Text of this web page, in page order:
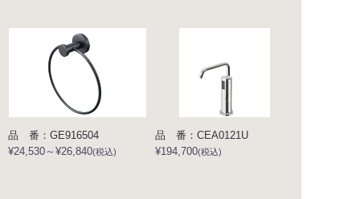
品 番：GE916504
¥24,530～¥26,840(税込)
品 番：CEA0121U
¥194,700(税込)